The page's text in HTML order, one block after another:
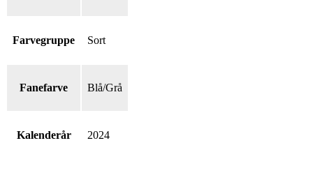
Farvegruppe Sort
Fanefarve Blå/Grå
Kalenderår 2024